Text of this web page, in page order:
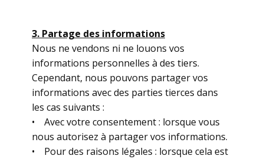
3. Partage des informations
Nous ne vendons ni ne louons vos
informations personnelles à des tiers.
Cependant, nous pouvons partager vos
informations avec des parties tierces dans
les cas suivants :
• Avec votre consentement : lorsque vous
nous autorisez à partager vos informations.
• Pour des raisons légales : lorsque cela est